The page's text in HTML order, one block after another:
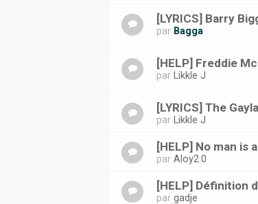
[LYRICS] Barry
par Bagga
[HELP] Freddie
par Likkle J
[LYRICS] The
par Likkle J
[HELP] No man is
parAloy2.0
[HELP] Définition
pargadje